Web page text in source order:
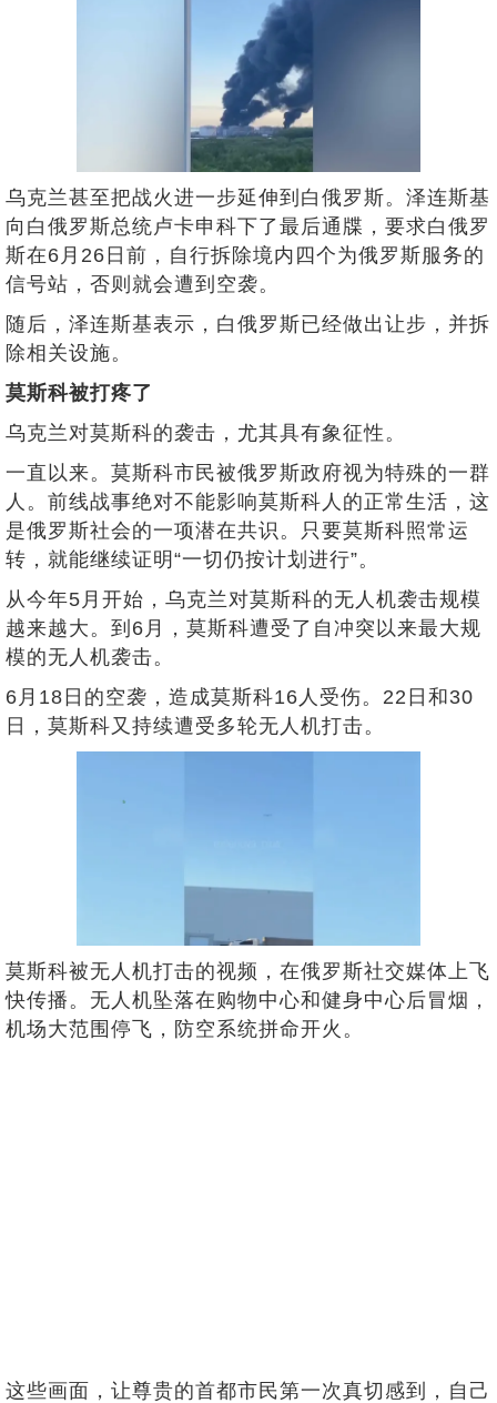
乌克兰甚至把战火进一步延伸到白俄罗斯。泽连斯基
向白俄罗斯总统卢卡申科下了最后通牒，要求白俄罗
斯在6月26日前，自行拆除境内四个为俄罗斯服务的
信号站，否则就会遭到空袭。
随后，泽连斯基表示，白俄罗斯已经做出让步，并拆
除相关设施。
莫斯科被打疼了
乌克兰对莫斯科的袭击，尤其具有象征性。
一直以来。莫斯科市民被俄罗斯政府视为特殊的一群
人。前线战事绝对不能影响莫斯科人的正常生活，这
是俄罗斯社会的一项潜在共识。只要莫斯科照常运
转，就能继续证明“一切仍按计划进行”。
从今年5月开始，乌克兰对莫斯科的无人机袭击规模
越来越大。到6月，莫斯科遭受了自冲突以来最大规
模的无人机袭击。
6月18日的空袭，造成莫斯科16人受伤。22日和30
日，莫斯科又持续遭受多轮无人机打击。
莫斯科被无人机打击的视频，在俄罗斯社交媒体上飞
快传播。无人机坠落在购物中心和健身中心后冒烟，
机场大范围停飞，防空系统拼命开火。
这些画面，让尊贵的首都市民第一次真切感到，自己